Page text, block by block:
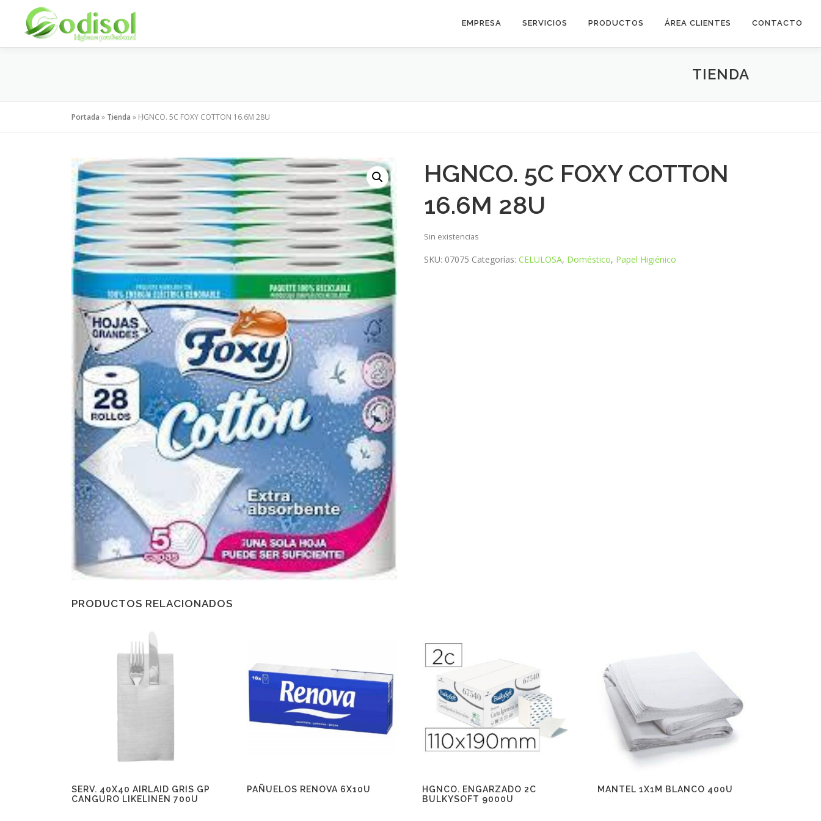
contenido
EMPRESA SERVICIOS PRODUCTOS ÁREA CLIENTES CONTACTO
TIENDA
Portada » Tienda » HGNCO. 5C FOXY COTTON 16.6M 28U
HGNCO. 5C FOXY COTTON
16.6M 28U
Sin existencias
SKU: 07075 Categorías:CELULOSA, Doméstico, Papel Higiénico
PRODUCTOS RELACIONADOS
SERV. 40X40 AIRLAID GRIS GP
CANGURO LIKELINEN 700U
PAÑUELOS RENOVA 6X10U
HGNCO. ENGARZADO 2C
BULKYSOFT 9000U
MANTEL 1X1M BLANCO 400U